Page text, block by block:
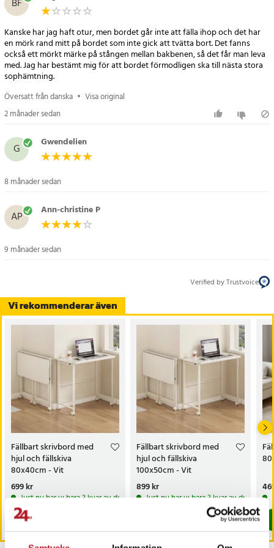
- Material: Träskiva med metallram
- Funktion: Hopfällbar med hjul
- Extra fällskiva för utökad arbetsyta
Artikelnummer 120059
Vi rekommenderar även
Fällbart skrivbord med
hjul och fällskiva
80x40cm - Vit
Pris:699 kr
699 kr
Just nu har vi bara 3 kvar av denna produkt
Fällbart skrivbord med
hjul och fällskiva
100x50cm - Vit
Pris:899 kr
899 kr
Just nu har vi bara 3 kvar av denna
BF
Kanske har jag haft otur, men bordet går inte att fälla ihop och det har
en mörk rand mitt på bordet som inte gick att tvätta bort. Det fanns
också ett mörkt märke på stången mellan bakbenen, så det får man leva
med. Jag har bestämt mig för att bordet förmodligen ska till nästa stora
sophämtning.
Översatt från danska • Visa original
2 månader sedan
G Gwendelien
8 månader sedan
AP Ann-christine P
9 månader sedan
Verified by Trustvoice